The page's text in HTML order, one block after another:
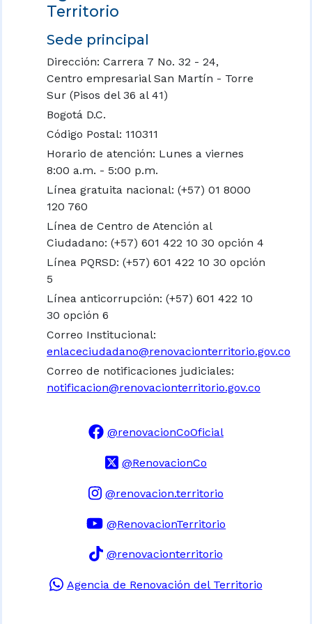
Territorio
Sede principal
Dirección: Carrera 7 No. 32 - 24,
Centro empresarial San Martín - Torre
Sur (Pisos del 36 al 41)
Bogotá D.C.
Código Postal: 110311
Horario de atención: Lunes a viernes
8:00 a.m. - 5:00 p.m.
Línea gratuita nacional: (+57) 01 8000
120 760
Línea de Centro de Atención al
Ciudadano: (+57) 601 422 10 30 opción 4
Línea PQRSD: (+57) 601 422 10 30 opción
5
Línea anticorrupción: (+57) 601 422 10
30 opción 6
Correo Institucional:
enlaceciudadano@renovacionterritorio.gov.co
Correo de notificaciones judiciales:
notificacion@renovacionterritorio.gov.co
@renovacionCoOficial
@RenovacionCo
@renovacion.territorio
@RenovacionTerritorio
@renovacionterritorio
Agencia de Renovación del Territorio